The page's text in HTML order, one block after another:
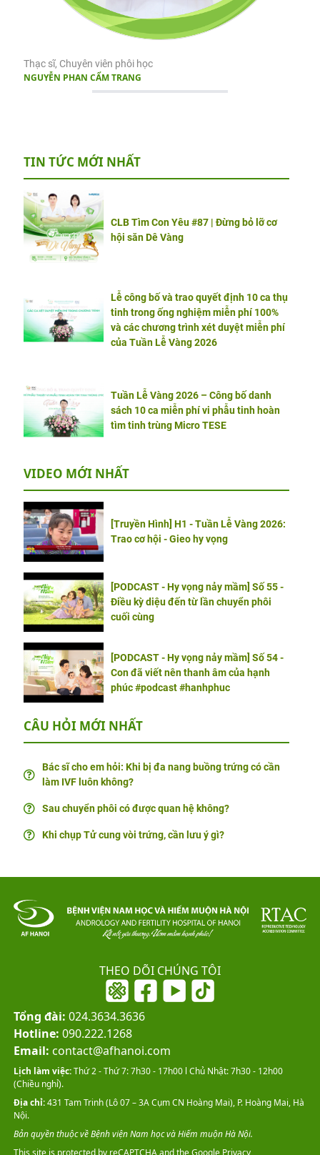
Thạc sĩ, Chuyên viên phôi học
NGUYỄN PHAN CẨM TRANG
TIN TỨC MỚI NHẤT
CLB Tìm Con Yêu #87 | Đừng bỏ lỡ cơ
hội săn Dê Vàng
Lễ công bố và trao quyết định 10 ca thụ
tinh trong ống nghiệm miễn phí 100%
và các chương trình xét duyệt miễn phí
của Tuần Lễ Vàng 2026
Tuần Lễ Vàng 2026 – Công bố danh
sách 10 ca miễn phí vi phẫu tinh hoàn
tìm tinh trùng Micro TESE
VIDEO MỚI NHẤT
[Truyền Hình] H1 - Tuần Lễ Vàng 2026:
Trao cơ hội - Gieo hy vọng
[PODCAST - Hy vọng nảy mầm] Số 55 -
Điều kỳ diệu đến từ lần chuyển phôi
cuối cùng
[PODCAST - Hy vọng nảy mầm] Số 54 -
Con đã viết nên thanh âm của hạnh
phúc #podcast #hanhphuc
CÂU HỎI MỚI NHẤT
Bác sĩ cho em hỏi: Khi bị đa nang buồng trứng có cần
làm IVF luôn không?
Sau chuyển phôi có được quan hệ không?
Khi chụp Tử cung vòi trứng, cần lưu ý gì?
THEO DÕI CHÚNG TÔI
Tổng đài: 024.3634.3636
Hotline: 090.222.1268
Email: contact@afhanoi.com
Lịch làm việc:Thứ 2 - Thứ 7: 7h30 - 17h00 l Chủ Nhật: 7h30 - 12h00
(Chiều nghỉ).
Địa chỉ:431 Tam Trinh (Lô 07 – 3A Cụm CN Hoàng Mai), P. Hoàng Mai, Hà
Nội.
Bản quyền thuộc về Bệnh viện Nam học và Hiếm muộn Hà Nội.